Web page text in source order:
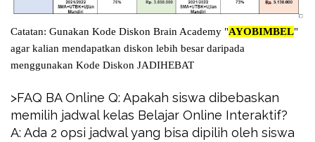
Catatan: Gunakan Kode Diskon Brain Academy "AYOBIMBEL"
agar kalian mendapatkan diskon lebih besar daripada
menggunakan Kode Diskon JADIHEBAT
>FAQ BA Online Q: Apakah siswa dibebaskan
memilih jadwal kelas Belajar Online Interaktif?
A: Ada 2 opsi jadwal yang bisa dipilih oleh siswa